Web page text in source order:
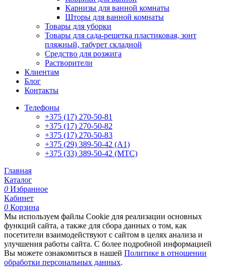
Карнизы для ванной комнаты
Шторы для ванной комнаты
Товары для уборки
Товары для сада-решетка пластиковая, зонт
пляжный, табурет складной
Средство для розжига
Растворители
Клиентам
Блог
Контакты
Телефоны
+375 (17) 270-50-81
+375 (17) 270-50-82
+375 (17) 270-50-83
+375 (29) 389-50-42 (А1)
+375 (33) 389-50-42 (МТС)
Главная
Каталог
0 Избранное
Кабинет
0 Корзина
Мы используем файлы Cookie для реализации основных
функций сайта, а также для сбора данных о том, как
посетители взаимодействуют с сайтом в целях анализа и
улучшения работы сайта. С более подробной информацией
Вы можете ознакомиться в нашей Политике в отношении
обработки персональных данных.